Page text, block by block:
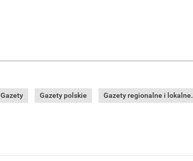
Gazety Gazety polskie Gazety regionalne i lokalne.